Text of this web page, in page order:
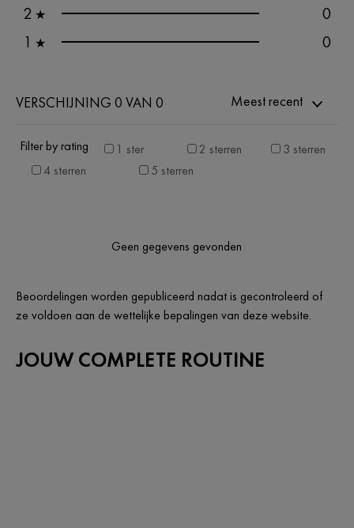
2 ★
0
1 ★ 0
VERSCHIJNING 0 VAN 0 Meest recent
Filter by rating 1 ster 2 sterren
3 sterren
4 sterren
5 sterren
Geen gegevens gevonden
Beoordelingen worden gepubliceerd nadat is gecontroleerd of
ze voldoen aan de wettelijke bepalingen van deze website.
JOUW COMPLETE ROUTINE